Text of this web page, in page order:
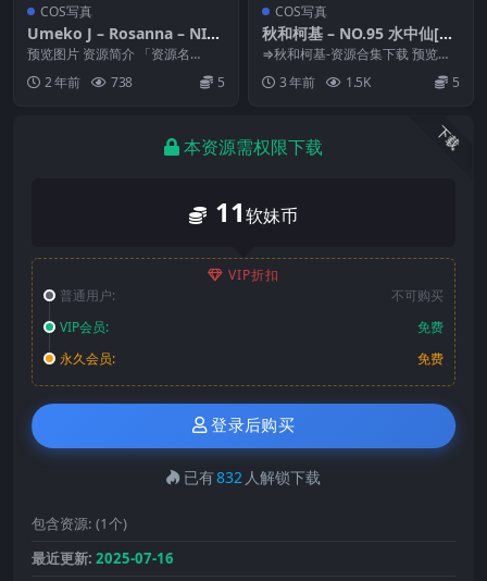
COS写真
Umeko J – Rosanna – NIK
KE[50P-478MB]
预览图片 资源简介 「资源名
称」：Umeko J – Rosanna – NI
K... 2 年前 738 5
COS写真
秋和柯基 – NO.95 水中仙[46
P-530MB]
⇒秋和柯基-资源合集下载 预览图
片 资源简介 「资源名称」：秋和
柯基 – NO....
3 年前 1.5K 5
下载
本资源需权限下载
11软妹币
VIP折扣
普通用户:
不可购买
VIP会员:
免费
永久会员:
免费
登录后购买
已有832 人解锁下载
包含资源: (1个)
最近更新: 2025-07-16